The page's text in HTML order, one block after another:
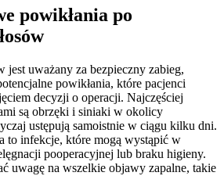
powikłania po
jest uważany za bezpieczny zabieg,
powikłania, które pacjenci
decyzji o operacji. Najczęściej
są obrzęki i siniaki w okolicy
ustępują samoistnie w ciągu kilku dni.
to infekcje, które mogą wystąpić w
pooperacyjnej lub braku higieny.
uwagę na wszelkie objawy zapalne, takie